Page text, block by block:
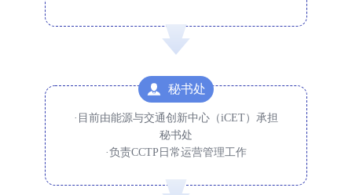
·目前由能源与交通创新中心（iCET）承担
秘书处
·负责CCTP日常运营管理工作
秘书处